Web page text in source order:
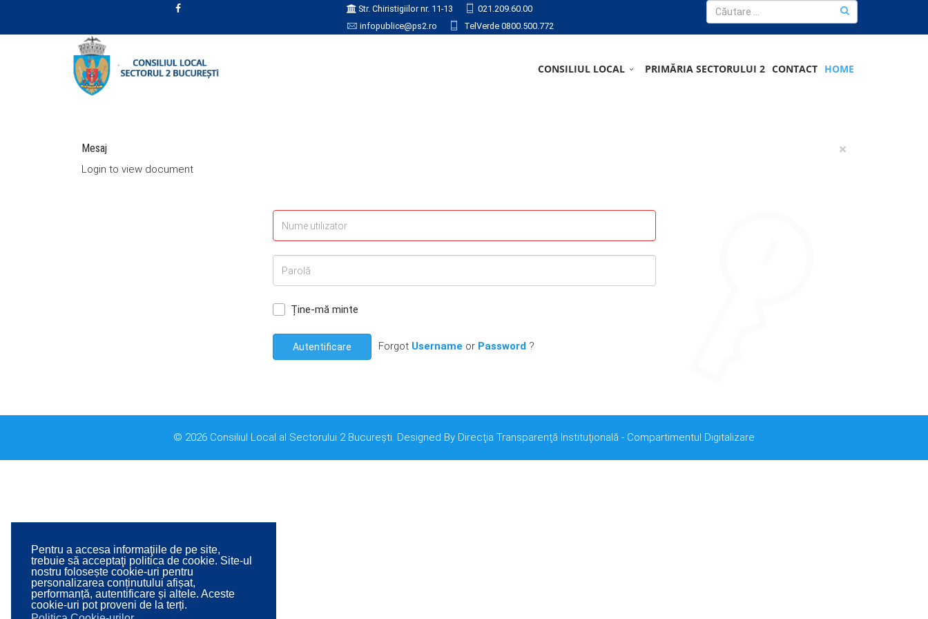
Pentru a accesa informaţiile de pe site,
trebuie să acceptaţi politica de cookie. Site-ul
nostru folosește cookie-uri pentru
personalizarea conținutului afișat,
performanță, autentificare și altele. Aceste
cookie-uri pot proveni de la terți.
Str. Chiristigiilor nr. 11-13
021.209.60.00
infopublice@ps2.ro
TelVerde 0800.500.772
CONSILIUL LOCAL PRIMĂRIA SECTORULUI 2 CONTACT HOME
×
Mesaj
Login to view document
Ține-mă minte
Autentificare Forgot Username or Password?
© 2026 Consiliul Local al Sectorului 2 București. Designed By Direcţia Transparenţă Instituţională - Compartimentul Digitalizare